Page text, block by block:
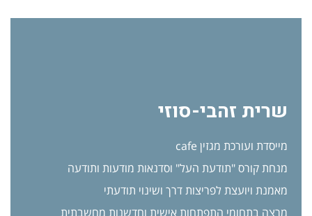
שרית זהבי-סוזי
מייסדת ועורכת מגזין cafe
מנחת קורס "תודעת העל" וסדנאות מודעות ותודעה
מאמנת ויועצת לפריצות דרך ושינוי תודעתי
מרצה בתחומי התפתחות אישית וחדשנות מחשבתית